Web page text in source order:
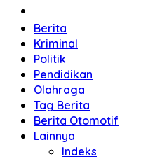
Berita
Kriminal
Politik
Pendidikan
Olahraga
Tag Berita
Berita Otomotif
Lainnya
Indeks